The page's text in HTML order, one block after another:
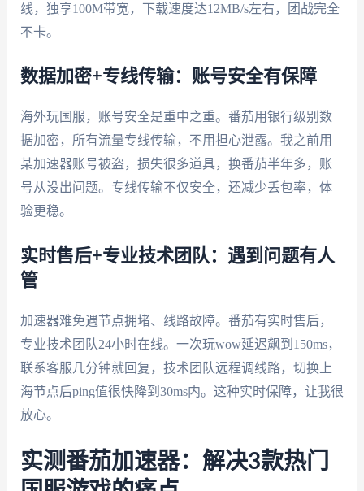
线，独享100M带宽，下载速度达12MB/s左右，团战完全
不卡。
数据加密+专线传输：账号安全有保障
海外玩国服，账号安全是重中之重。番茄用银行级别数
据加密，所有流量专线传输，不用担心泄露。我之前用
某加速器账号被盗，损失很多道具，换番茄半年多，账
号从没出问题。专线传输不仅安全，还减少丢包率，体
验更稳。
实时售后+专业技术团队：遇到问题有人
管
加速器难免遇节点拥堵、线路故障。番茄有实时售后，
专业技术团队24小时在线。一次玩wow延迟飙到150ms，
联系客服几分钟就回复，技术团队远程调线路，切换上
海节点后ping值很快降到30ms内。这种实时保障，让我很
放心。
实测番茄加速器：解决3款热门